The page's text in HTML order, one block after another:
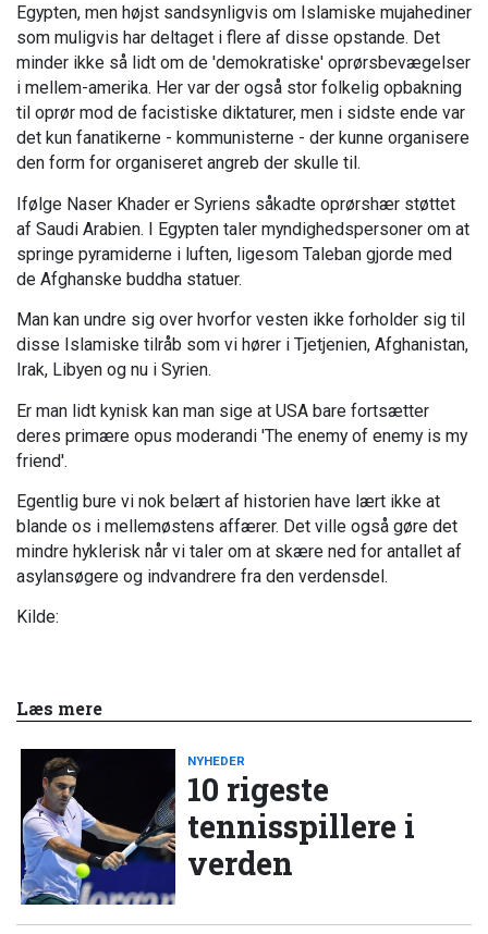
Egypten, men højst sandsynligvis om Islamiske mujahediner
som muligvis har deltaget i flere af disse opstande. Det
minder ikke så lidt om de 'demokratiske' oprørsbevægelser
i mellem-amerika. Her var der også stor folkelig opbakning
til oprør mod de facistiske diktaturer, men i sidste ende var
det kun fanatikerne - kommunisterne - der kunne organisere
den form for organiseret angreb der skulle til.
Ifølge Naser Khader er Syriens såkadte oprørshær støttet
af Saudi Arabien. I Egypten taler myndighedspersoner om at
springe pyramiderne i luften, ligesom Taleban gjorde med
de Afghanske buddha statuer.
Man kan undre sig over hvorfor vesten ikke forholder sig til
disse Islamiske tilråb som vi hører i Tjetjenien, Afghanistan,
Irak, Libyen og nu i Syrien.
Er man lidt kynisk kan man sige at USA bare fortsætter
deres primære opus moderandi 'The enemy of enemy is my
friend'.
Egentlig bure vi nok belært af historien have lært ikke at
blande os i mellemøstens affærer. Det ville også gøre det
mindre hyklerisk når vi taler om at skære ned for antallet af
asylansøgere og indvandrere fra den verdensdel.
Kilde:
Læs mere
NYHEDER
10 rigeste
tennisspillere i
verden